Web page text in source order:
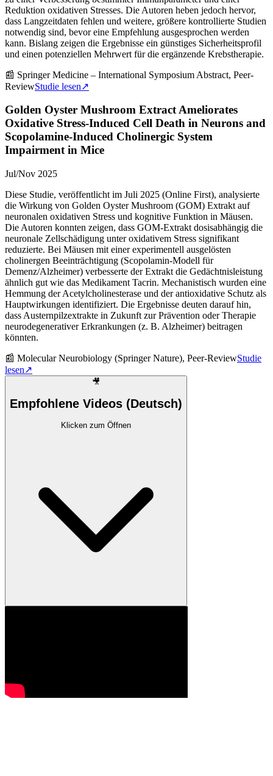
Reduktion oxidativen Stresses. Die Autoren heben jedoch hervor,
dass Langzeitdaten fehlen und weitere, größere kontrollierte Studien
notwendig sind, bevor eine Empfehlung ausgesprochen werden
kann. Bislang zeigen die Ergebnisse ein günstiges Sicherheitsprofil
und einen potenziellen Mehrwert für die ergänzende Krebstherapie.
📰 Springer Medicine – International Symposium Abstract, Peer-
ReviewStudie lesen↗
Golden Oyster Mushroom Extract Ameliorates
Oxidative Stress-Induced Cell Death in Neurons and
Scopolamine-Induced Cholinergic System
Impairment in Mice
Jul/Nov 2025
Diese Studie, veröffentlicht im Juli 2025 (Online First), analysierte
die Wirkung von Golden Oyster Mushroom (GOM) Extrakt auf
neuronalen oxidativen Stress und kognitive Funktion in Mäusen.
Die Autoren konnten zeigen, dass GOM-Extrakt dosisabhängig die
neuronale Zellschädigung unter oxidativem Stress signifikant
reduzierte. Bei Mäusen mit einer experimentell ausgelösten
cholinergen Beeinträchtigung (Scopolamin-Modell für
Demenz/Alzheimer) verbesserte der Extrakt die Gedächtnisleistung
ähnlich gut wie das Medikament Tacrin. Mechanistisch wurden eine
Hemmung der Acetylcholinesterase und der antioxidative Schutz als
Hauptwirkungen identifiziert. Die Ergebnisse deuten darauf hin,
dass Austernpilzextrakte in Zukunft zur Prävention oder Therapie
neurodegenerativer Erkrankungen (z. B. Alzheimer) beitragen
könnten.
📰 Molecular Neurobiology (Springer Nature), Peer-ReviewStudie
lesen↗
🎥
Empfohlene Videos (Deutsch)
Klicken zum Öffnen